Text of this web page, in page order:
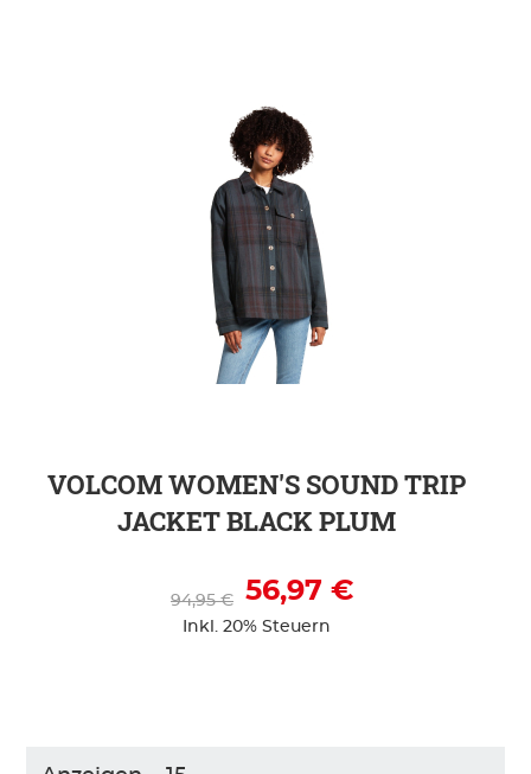
VOLCOM WOMEN'S SOUND TRIP
JACKET BLACK PLUM
56,97 €
94,95 €
Inkl. 20% Steuern
ZUR DETAILSEITE